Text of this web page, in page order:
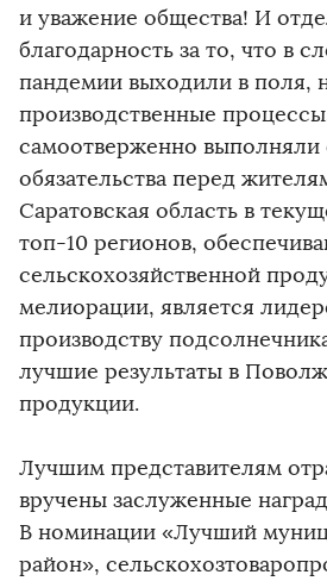
и уважение общества! И
благодарность за то, что в
пандемии выходили в поля,
производственные
самоотверженно выполняли
обязательства перед
Саратовская область в
топ-10 регионов,
сельскохозяйственной
мелиорации, является
производству
лучшие результаты в
продукции.
Лучшим представителям
вручены заслуженные
В номинации «Лучший
район»,